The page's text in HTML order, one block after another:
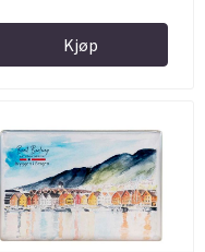
Kjøp